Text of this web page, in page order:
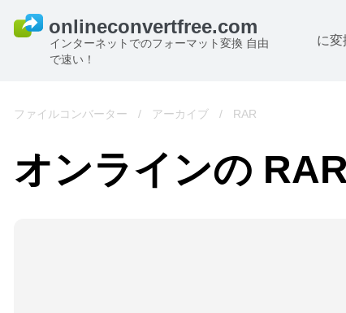
インターネットでのフォーマット変換 自由
で速い！
に変
ファイルコンバーター / アーカイブ / RAR
オンラインの